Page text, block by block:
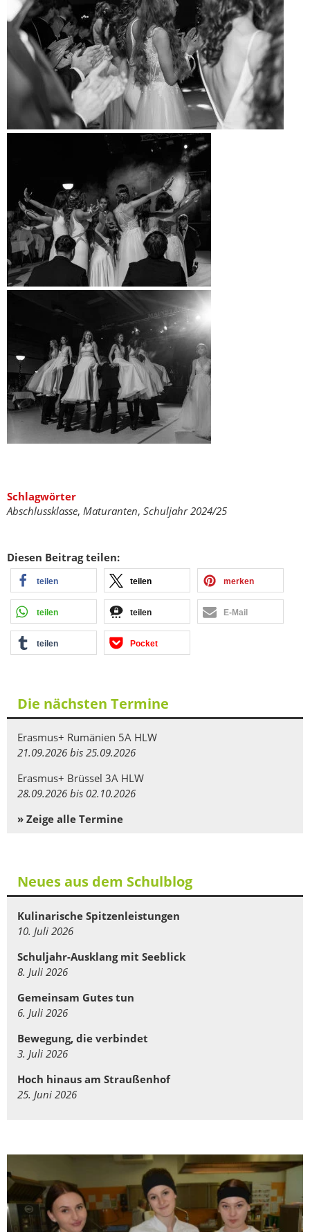
Schlagwörter
Abschlussklasse, Maturanten, Schuljahr 2024/25
Diesen Beitrag teilen:
teilen teilen merken
teilen teilen E-Mail
teilen Pocket
Die nächsten Termine
Erasmus+ Rumänien 5A HLW
21.09.2026 bis 25.09.2026
Erasmus+ Brüssel 3A HLW
28.09.2026 bis 02.10.2026
» Zeige alle Termine
Neues aus dem Schulblog
Kulinarische Spitzenleistungen
10. Juli 2026
Schuljahr-Ausklang mit Seeblick
8. Juli 2026
Gemeinsam Gutes tun
6. Juli 2026
Bewegung, die verbindet
3. Juli 2026
Hoch hinaus am Straußenhof
25. Juni 2026